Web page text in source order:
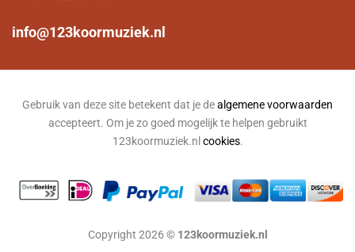
info@123koormuziek.nl
Gebruik van deze site betekent dat je dealgemene voorwaarden
accepteert. Om je zo goed mogelijk te helpen gebruikt
123koormuziek.nl cookies.
Copyright 2026 © 123koormuziek.nl